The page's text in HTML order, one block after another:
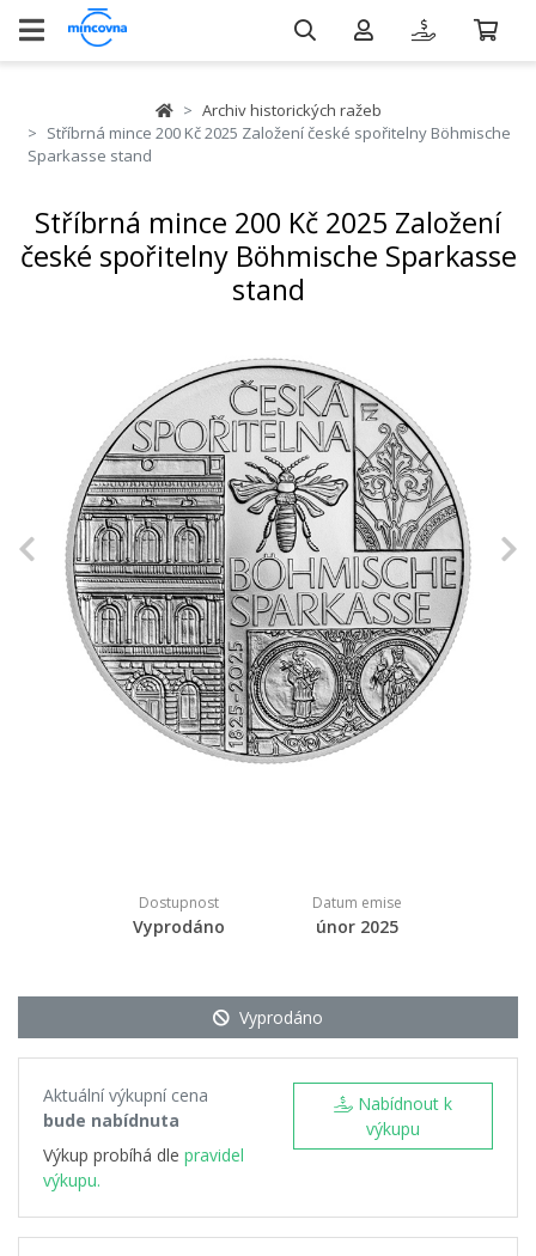
Archiv historických ražeb
Stříbrná mince 200 Kč 2025 Založení české spořitelny Böhmische
Sparkasse stand
Stříbrná mince 200 Kč 2025 Založení
české spořitelny Böhmische Sparkasse
stand
Previous
Dostupnost
Vyprodáno
Datum emise
únor 2025
Vyprodáno
Aktuální výkupní cena
bude nabídnuta
Výkup probíhá dle pravidel
výkupu.
výkupu